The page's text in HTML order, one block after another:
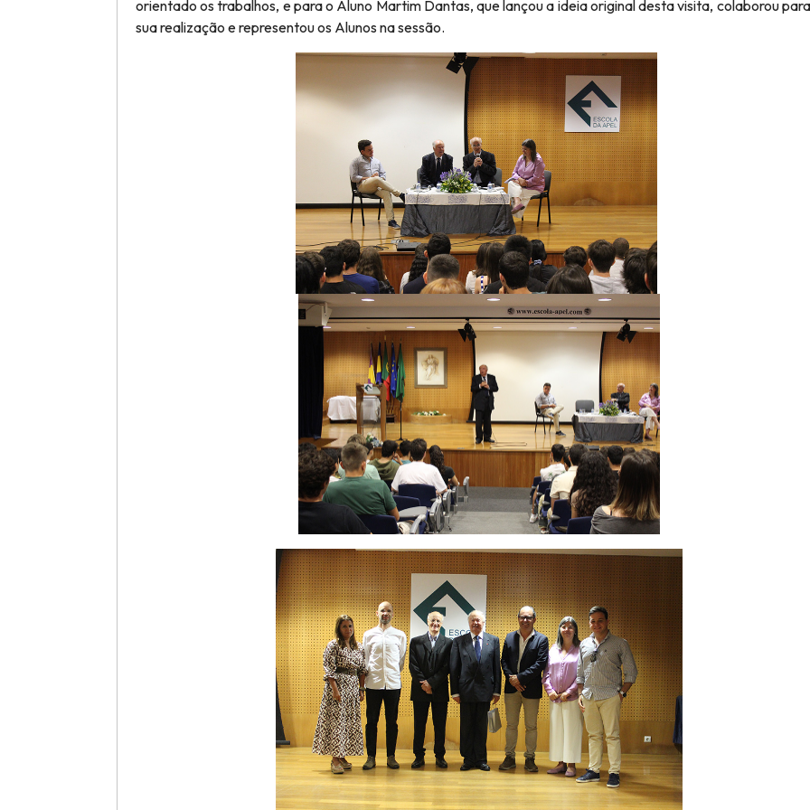
orientado os trabalhos, e para o Aluno Martim Dantas, que lançou a ideia original desta visita, colaborou
sua realização e representou os Alunos na sessão.